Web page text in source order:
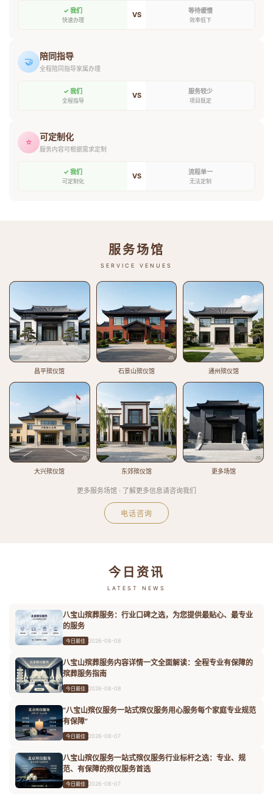
✓ 我们
快速办理
VS 等待缓慢
效率低下
🤝 陪同指导
全程陪同指导家属办理
✓ 我们
全程指导
VS 服务较少
项目既定
⭐ 可定制化
服务内容可根据需求定制
✓ 我们
可定制化
VS 流程单一
无法定制
服务场馆
SERVICE VENUES
昌平殡仪馆 石景山殡仪馆 通州殡仪馆
大兴殡仪馆 东郊殡仪馆 更多场馆
更多服务场馆 · 了解更多信息请咨询我们
电话咨询
今日资讯
LATEST NEWS
八宝山殡葬服务：行业口碑之选，为您提供最贴心、最专业
的服务
今日最佳 2026-08-08
八宝山殡葬服务内容详情一文全面解读：全程专业有保障的
殡葬服务指南
今日最佳 2026-08-08
“八宝山殡仪服务一站式殡仪服务用心服务每个家庭专业规范
有保障”
今日最佳 2026-08-07
八宝山殡仪服务一站式殡仪服务行业标杆之选：专业、规
范、有保障的殡仪服务首选
今日最佳 2026-08-07